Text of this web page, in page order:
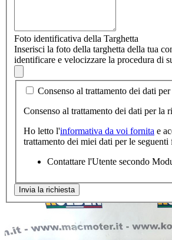
Foto identificativa della Targhetta
Inserisci la foto della targhetta della tua
identificare e velocizzare la procedura di
Consenso al trattamento dei dati per
Consenso al trattamento dei dati per la
Ho letto l'informativa da voi fornita e
trattamento dei miei dati per le seguenti
Contattare l'Utente secondo